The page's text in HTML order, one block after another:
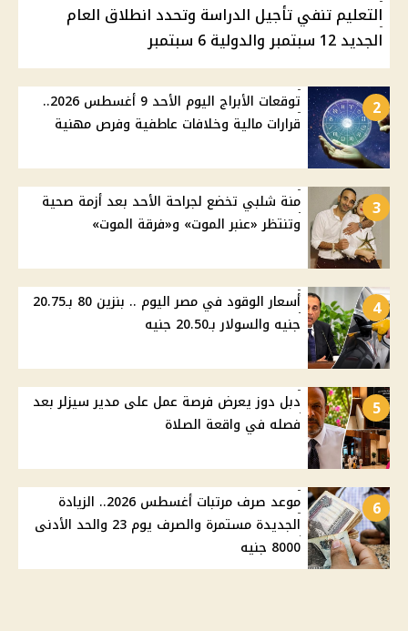
التعليم تنفي تأجيل الدراسة وتحدد انطلاق العام
الجديد 12 سبتمبر والدولية 6 سبتمبر
2
توقعات الأبراج اليوم الأحد 9 أغسطس 2026..
قرارات مالية وخلافات عاطفية وفرص مهنية
3
منة شلبي تخضع لجراحة الأحد بعد أزمة صحية
وتنتظر «عنبر الموت» و«فرقة الموت»
4
أسعار الوقود في مصر اليوم .. بنزين 80 بـ20.75
جنيه والسولار بـ20.50 جنيه
5
دبل دوز يعرض فرصة عمل على مدير سيزلر بعد
فصله في واقعة الصلاة
6
موعد صرف مرتبات أغسطس 2026.. الزيادة
الجديدة مستمرة والصرف يوم 23 والحد الأدنى
8000 جنيه